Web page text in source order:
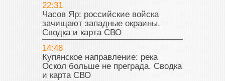
22:31
Часов Яр: российские войска
зачищают западные окраины.
Сводка и карта СВО
14:48
Купянское направление: река
Оскол больше не преграда. Сводка
и карта СВО